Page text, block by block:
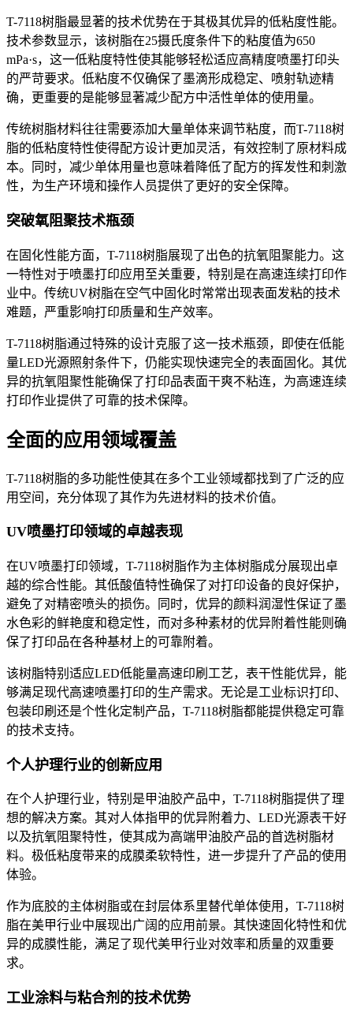
T-7118树脂最显著的技术优势在于其极其优异的低粘度性能。
技术参数显示，该树脂在25摄氏度条件下的粘度值为650
mPa·s，这一低粘度特性使其能够轻松适应高精度喷墨打印头
的严苛要求。低粘度不仅确保了墨滴形成稳定、喷射轨迹精
确，更重要的是能够显著减少配方中活性单体的使用量。
传统树脂材料往往需要添加大量单体来调节粘度，而T-7118树
脂的低粘度特性使得配方设计更加灵活，有效控制了原材料成
本。同时，减少单体用量也意味着降低了配方的挥发性和刺激
性，为生产环境和操作人员提供了更好的安全保障。
突破氧阻聚技术瓶颈
在固化性能方面， T-7118树脂展现了出色的抗氧阻聚能力。这
一特性对于喷墨打印应用至关重要，特别是在高速连续打印作
业中。传统UV树脂在空气中固化时常常出现表面发粘的技术
难题，严重影响打印质量和生产效率。
T-7118树脂通过特殊的设计克服了这一技术瓶颈，即使在低能
量LED光源照射条件下，仍能实现快速完全的表面固化。其优
异的抗氧阻聚性能确保了打印品表面干爽不粘连，为高速连续
打印作业提供了可靠的技术保障。
全面的应用领域覆盖
T-7118树脂的多功能性使其在多个工业领域都找到了广泛的应
用空间，充分体现了其作为先进材料的技术价值。
UV喷墨打印领域的卓越表现
在UV喷墨打印领域，T-7118树脂作为主体树脂成分展现出卓
越的综合性能。其低酸值特性确保了对打印设备的良好保护，
避免了对精密喷头的损伤。同时，优异的颜料润湿性保证了墨
水色彩的鲜艳度和稳定性，而对多种素材的优异附着性能则确
保了打印品在各种基材上的可靠附着。
该树脂特别适应LED低能量高速印刷工艺，表干性能优异，能
够满足现代高速喷墨打印的生产需求。无论是工业标识打印、
包装印刷还是个性化定制产品，T-7118树脂都能提供稳定可靠
的技术支持。
个人护理行业的创新应用
在个人护理行业，特别是甲油胶产品中， T-7118树脂提供了理
想的解决方案。其对人体指甲的优异附着力、LED光源表干好
以及抗氧阻聚特性，使其成为高端甲油胶产品的首选树脂材
料。极低粘度带来的成膜柔软特性，进一步提升了产品的使用
体验。
作为底胶的主体树脂或在封层体系里替代单体使用， T-7118树
脂在美甲行业中展现出广阔的应用前景。其快速固化特性和优
异的成膜性能，满足了现代美甲行业对效率和质量的双重要
求。
工业涂料与粘合剂的技术优势